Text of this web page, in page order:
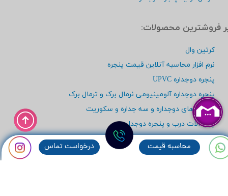
کرتین وال
نرم افزار محاسبه آنلاین قیمت پنجره
پنجره دوجداره UPVC
پنجره دوجداره آلومینیومی نرمال برک و ترمال برک
شیشه های دوجداره و سه جداره و سکوریت
یراق آلات درب و پنجره دوجداره
انواع توری های پنجره - توری پیلیسه
فروشترين محصولات:
درخواست تماس محاسبه قيمت